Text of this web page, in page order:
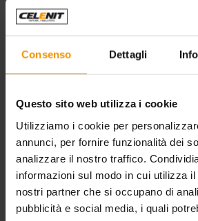
Consenso Dettagli
Questo sito web utilizza i cookie
Utilizziamo i cookie per
annunci, per fornire funzionalità dei
analizzare il nostro traffico.
informazioni sul modo in cui utilizza
nostri partner che si occupano di
pubblicità e social media, i quali
ISOLAMENTO INVOLUCRO
7.85 Mb
.pdf)
Lasciaci i tuoi riferimenti
file.